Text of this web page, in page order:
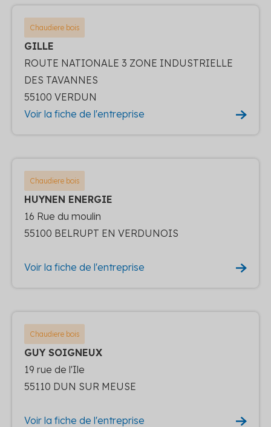
Chaudiere bois
GILLE
ROUTE NATIONALE 3 ZONE INDUSTRIELLE
DES TAVANNES
55100 VERDUN
Voir la fiche de l'entreprise
Chaudiere bois
HUYNEN ENERGIE
16 Rue du moulin
55100 BELRUPT EN VERDUNOIS
Voir la fiche de l'entreprise
Chaudiere bois
GUY SOIGNEUX
19 rue de l'Ile
55110 DUN SUR MEUSE
Voir la fiche de l'entreprise